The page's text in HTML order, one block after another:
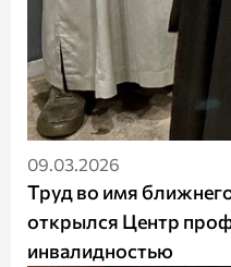
09.03.2026
Труд во имя
открылся Центр
инвалидностью